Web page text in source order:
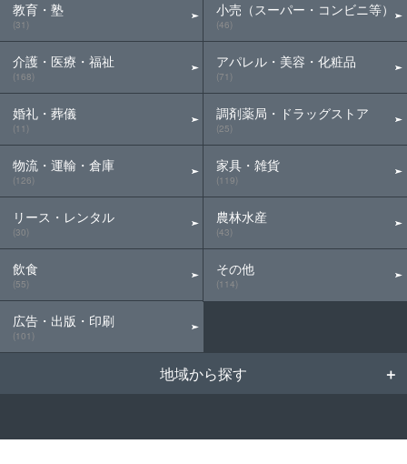
教育・塾
(31)
介護・医療・福祉
(168)
婚礼・葬儀
(11)
物流・運輸・倉庫
(126)
リース・レンタル
(30)
飲食
(55)
広告・出版・印刷
(101)
小売（スーパー・コンビニ等）
(46)
アパレル・美容・化粧品
(71)
調剤薬局・ドラッグストア
(25)
家具・雑貨
(119)
農林水産
(43)
その他
(114)
地域から探す